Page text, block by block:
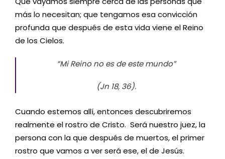
más lo necesitan; que tengamos esa convicción
profunda que después de esta vida viene el Reino
de los Cielos.
“Mi Reino no es de este mundo”
(Jn 18, 36).
Cuando estemos allí, entonces descubriremos
realmente el rostro de Cristo. Será nuestro juez, la
persona con la que después de muertos, el primer
rostro que vamos a ver será ese, el de Jesús.